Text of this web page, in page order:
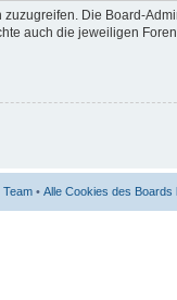
Die Board-
auch die jeweiligen
Team • Alle Cookies des Boards